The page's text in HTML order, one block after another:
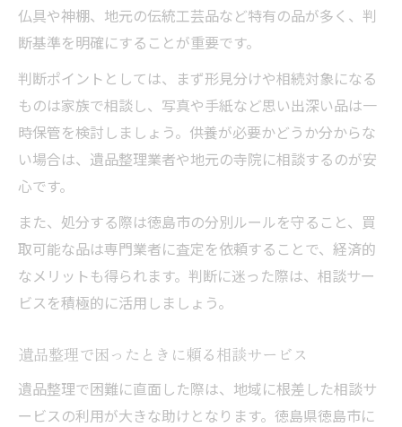
仏具や神棚、地元の伝統工芸品など特有の品が多く、判
断基準を明確にすることが重要です。
判断ポイントとしては、まず形見分けや相続対象になる
ものは家族で相談し、写真や手紙など思い出深い品は一
時保管を検討しましょう。供養が必要かどうか分からな
い場合は、遺品整理業者や地元の寺院に相談するのが安
心です。
また、処分する際は徳島市の分別ルールを守ること、買
取可能な品は専門業者に査定を依頼することで、経済的
なメリットも得られます。判断に迷った際は、相談サー
ビスを積極的に活用しましょう。
遺品整理で困ったときに頼る相談サービス
遺品整理で困難に直面した際は、地域に根差した相談サ
ービスの利用が大きな助けとなります。徳島県徳島市に